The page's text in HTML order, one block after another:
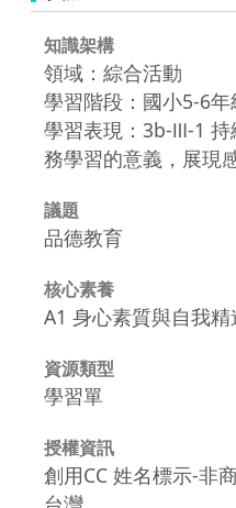
知識架構
領域：綜合活動
學習階段：國小5-6年
學習表現：3b-Ⅲ-1 持
務學習的意義，展現
議題
品德教育
核心素養
A1 身心素質與自我精
資源類型
學習單
授權資訊
創用CC 姓名標示-非